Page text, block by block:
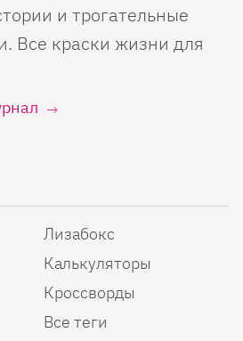
и трогательные
Все краски жизни для
Лизабокс
Калькуляторы
Кроссворды
Все теги